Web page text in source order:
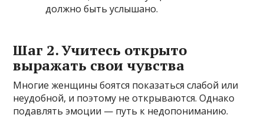
должно быть услышано.
Шаг 2. Учитесь открыто
выражать свои чувства
Многие женщины боятся показаться слабой или
неудобной, и поэтому не открываются. Однако
подавлять эмоции — путь к недопониманию.